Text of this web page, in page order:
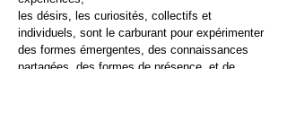
les désirs, les curiosités, collectifs et
individuels, sont le carburant pour expérimenter
des formes émergentes, des connaissances
partagées, des formes de présence, et de